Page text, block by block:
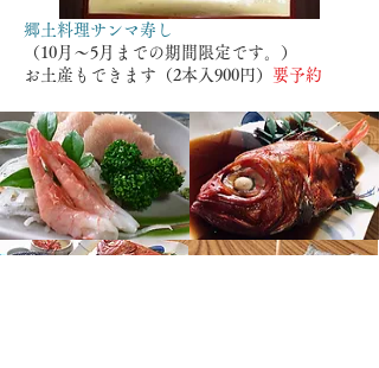
郷土料理サンマ寿し
（10月～5月までの期間限定です。）
お土産もできます（2本入900円） 要予約